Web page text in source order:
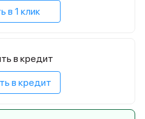
в 1 клик
в кредит
в кредит